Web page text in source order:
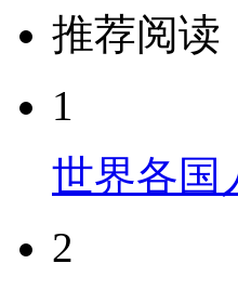
推荐阅读
1
世界各国
2